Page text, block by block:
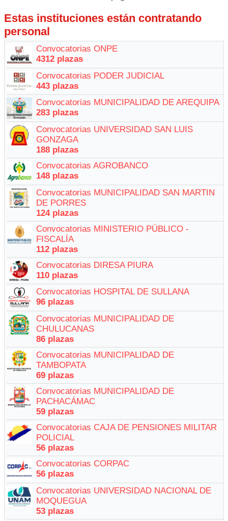
Estas instituciones están contratando
personal
Convocatorias ONPE
4312 plazas
Convocatorias PODER JUDICIAL
443 plazas
Convocatorias MUNICIPALIDAD DE AREQUIPA
283 plazas
Convocatorias UNIVERSIDAD SAN LUIS
GONZAGA
188 plazas
Convocatorias AGROBANCO
148 plazas
Convocatorias MUNICIPALIDAD SAN MARTIN
DE PORRES
124 plazas
Convocatorias MINISTERIO PÚBLICO -
FISCALÍA
112 plazas
Convocatorias DIRESA PIURA
110 plazas
Convocatorias HOSPITAL DE SULLANA
96 plazas
Convocatorias MUNICIPALIDAD DE
CHULUCANAS
86 plazas
Convocatorias MUNICIPALIDAD DE
TAMBOPATA
69 plazas
Convocatorias MUNICIPALIDAD DE
PACHACÁMAC
59 plazas
Convocatorias CAJA DE PENSIONES MILITAR
POLICIAL
56 plazas
Convocatorias CORPAC
56 plazas
Convocatorias UNIVERSIDAD NACIONAL DE
MOQUEGUA
53 plazas